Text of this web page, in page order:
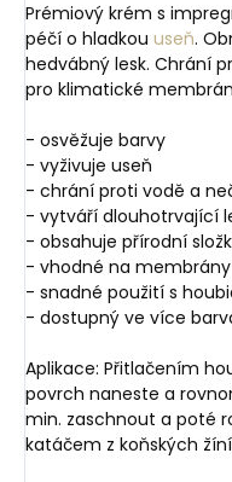
Prémiový krém s
péčí o hladkou useň.
hedvábný lesk. Chrání
pro klimatické
- osvěžuje barvy
- vyživuje useň
- chrání proti vodě a
- vytváří dlouhotrvající
- obsahuje přírodní
- vhodné na
- snadné použití s
- dostupný ve více
Aplikace: Přitlačením
povrch naneste a
min. zaschnout a poté
katáčem z koňských